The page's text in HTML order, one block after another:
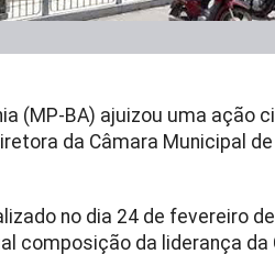
(MP-BA) ajuizou uma ação
da Câmara Municipal
no dia 24 de fevereiro
composição da liderança da